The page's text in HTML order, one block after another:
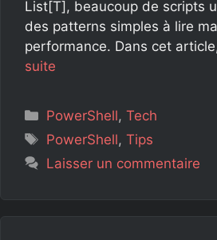
List[T], beaucoup de scripts
des patterns simples à lire
performance. Dans cet
suite
Catégories
PowerShell,Tech
Étiquettes
PowerShell,Tips
Laisser un commentaire